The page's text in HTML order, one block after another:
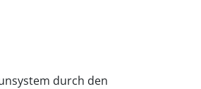
durch den